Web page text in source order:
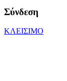
Σύνδεση
ΚΛΕΙΣΙΜΟ